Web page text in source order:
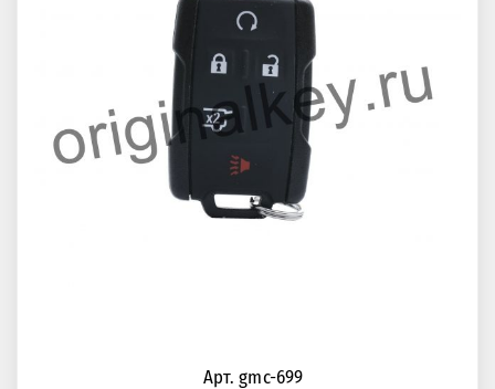
Арт. gmc-699